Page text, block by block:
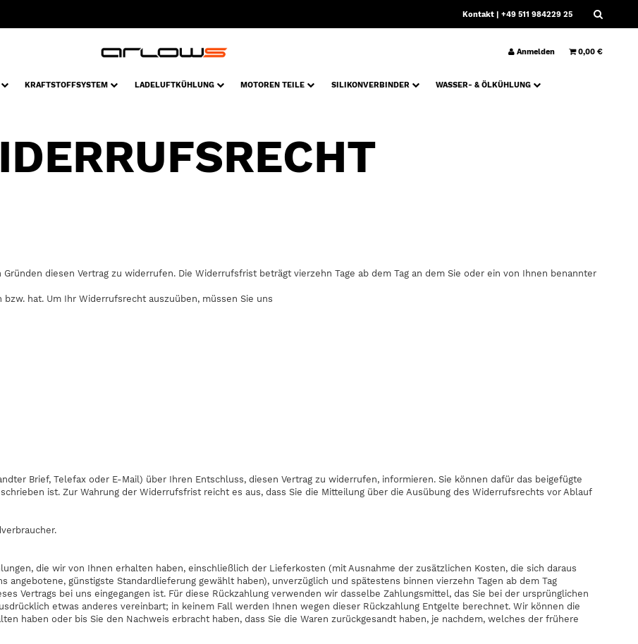
Kontakt | +49 511 984229 25
Anmelden 0,00 €
KRAFTSTOFFSYSTEM LADELUFTKÜHLUNG MOTOREN TEILE SILIKONVERBINDER
WASSER- & ÖLKÜHLUNG
diesen Vertrag zu widerrufen. Die Widerrufsfrist beträgt vierzehn Tage ab dem Tag an dem Sie oder ein von Ihnen benannter
hat. Um Ihr Widerrufsrecht auszuüben, müssen Sie uns
Brief, Telefax oder E-Mail) über Ihren Entschluss, diesen Vertrag zu widerrufen, informieren. Sie können dafür das beigefügte
ist. Zur Wahrung der Widerrufsfrist reicht es aus, dass Sie die Mitteilung über die Ausübung des Widerrufsrechts vor Ablauf
die wir von Ihnen erhalten haben, einschließlich der Lieferkosten (mit Ausnahme der zusätzlichen Kosten, die sich daraus
angebotene, günstigste Standardlieferung gewählt haben), unverzüglich und spätestens binnen vierzehn Tagen ab dem Tag
Vertrags bei uns eingegangen ist. Für diese Rückzahlung verwenden wir dasselbe Zahlungsmittel, das Sie bei der ursprünglichen
etwas anderes vereinbart; in keinem Fall werden Ihnen wegen dieser Rückzahlung Entgelte berechnet. Wir können die
haben oder bis Sie den Nachweis erbracht haben, dass Sie die Waren zurückgesandt haben, je nachdem, welches der frühere